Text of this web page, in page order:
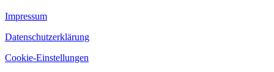
Impressum
Datenschutzerklärung
Cookie-Einstellungen